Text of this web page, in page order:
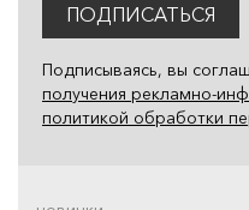
ПОДПИСАТЬСЯ
Подписываясь, вы
получения рекламно-
политикой обработки